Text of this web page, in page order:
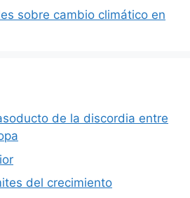
sobre cambio climático en
de la discordia entre
del crecimiento